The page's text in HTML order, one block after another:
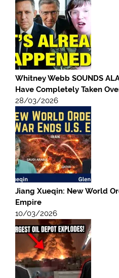
Whitney Webb SOUNDS
Have Completely Taken
28/03/2026
Jiang Xueqin: New World
Empire
10/03/2026